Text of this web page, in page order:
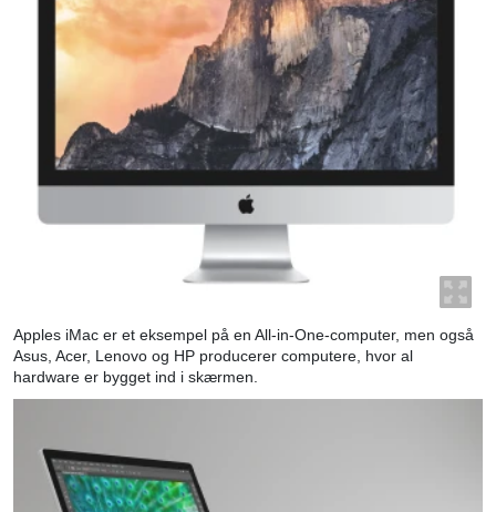
Apples iMac er et eksempel på en All-in-One-computer, men også
Asus, Acer, Lenovo og HP producerer computere, hvor al
hardware er bygget ind i skærmen.